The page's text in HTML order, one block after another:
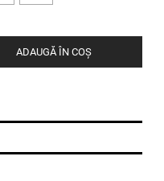
ADAUGĂ ÎN COȘ